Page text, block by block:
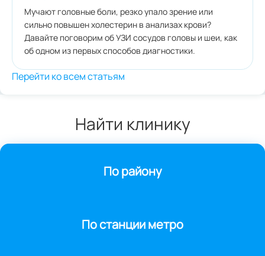
Мучают головные боли, резко упало зрение или
сильно повышен холестерин в анализах крови?
Давайте поговорим об УЗИ сосудов головы и шеи, как
об одном из первых способов диагностики.
Перейти ко всем статьям
Найти клинику
По району
По станции метро